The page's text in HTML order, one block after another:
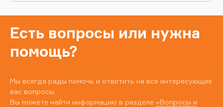
Есть вопросы или нужна
помощь?
Мы всегда рады помочь и ответить на все интересующие
вас вопросы.
Вы можете найти информацию в разделе «Вопросы и